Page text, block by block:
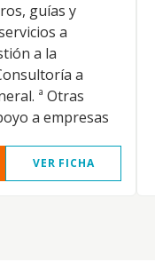
guías y
a
a la
a
ª Otras
a empresas
VER FICHA